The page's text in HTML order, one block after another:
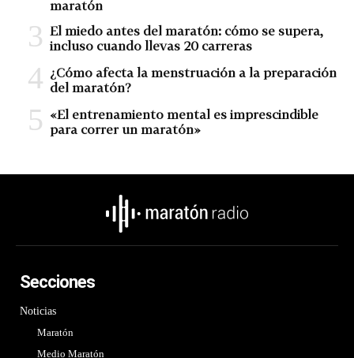
maratón
El miedo antes del maratón: cómo se supera,
incluso cuando llevas 20 carreras
¿Cómo afecta la menstruación a la preparación
del maratón?
«El entrenamiento mental es imprescindible
para correr un maratón»
Secciones
Noticias
Maratón
Medio Maratón